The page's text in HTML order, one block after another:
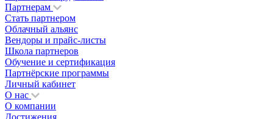
Партнерам
Стать партнером
Облачный альянс
Вендоры и прайс-листы
Школа партнеров
Обучение и сертификация
Партнёрские программы
Личный кабинет
О нас
О компании
Достижения